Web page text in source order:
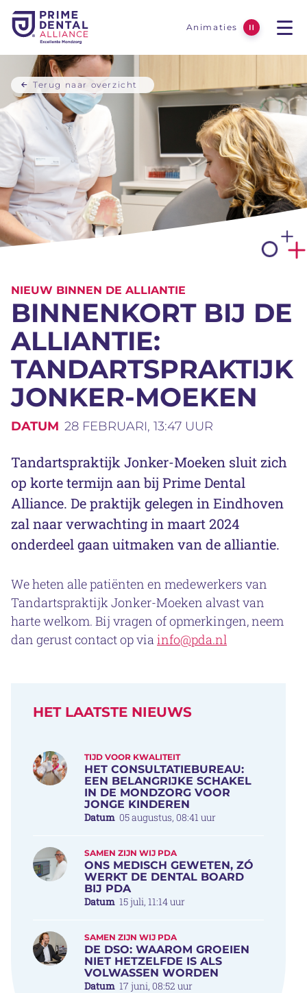
Animaties
uitzetten over de
Terug naar nieuws
overzicht
BINNENKORT BIJ DE
ALLIANTIE:
TANDARTSPRAKTIJK
JONKER-MOEKEN
NIEUW BINNEN DE ALLIANTIE
DATUM 28 FEBRUARI, 13:47 UUR
Tandartspraktijk Jonker-Moeken sluit zich
op korte termijn aan bij Prime Dental
Alliance. De praktijk gelegen in Eindhoven
zal naar verwachting in maart 2024
onderdeel gaan uitmaken van de alliantie.
We heten alle patiënten en medewerkers van
Tandartspraktijk Jonker-Moeken alvast van
harte welkom. Bij vragen of opmerkingen, neem
dan gerust contact op viainfo@pda.nl
HET LAATSTE NIEUWS
HET CONSULTATIEBUREAU:
EEN BELANGRIJKE SCHAKEL
IN DE MONDZORG VOOR
JONGE KINDEREN
TIJD VOOR KWALITEIT
Datum 05 augustus, 08:41 uur
ONS MEDISCH GEWETEN, ZÓ
WERKT DE DENTAL BOARD
BIJ PDA
SAMEN ZIJN WIJ PDA
Datum 15 juli, 11:14 uur
DE DSO: WAAROM GROEIEN
NIET HETZELFDE IS ALS
VOLWASSEN WORDEN
SAMEN ZIJN WIJ PDA
Datum 17 juni, 08:52 uur